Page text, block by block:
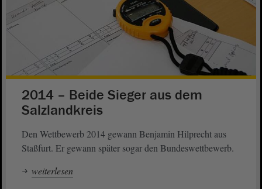
2014 – Beide Sieger aus dem
Salzlandkreis
Den Wettbewerb 2014 gewann Benjamin Hilprecht aus
Staßfurt. Er gewann später sogar den Bundeswettbewerb.
weiterlesen